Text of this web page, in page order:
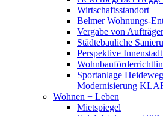
Wirtschaftsstandort
Belmer Wohnungs-
Vergabe von
Städtebauliche
Perspektive
Sportanlage
Modernisierung
Wohnen + Leben
Mietspiegel